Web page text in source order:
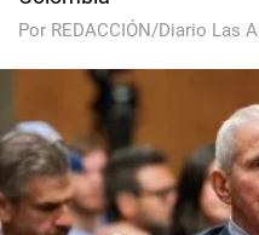
Por REDACCIÓN/Diario Las